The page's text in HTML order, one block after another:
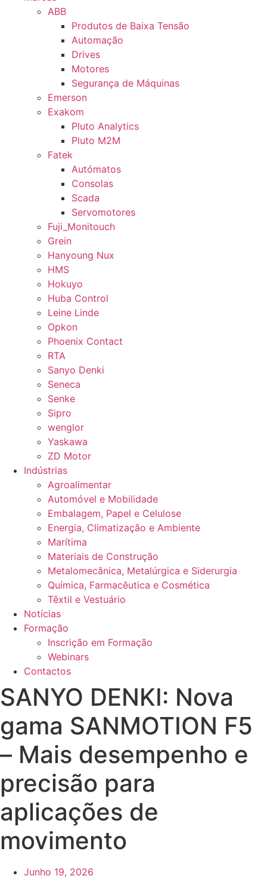
ABB
Produtos de Baixa Tensão
Automação
Drives
Motores
Segurança de Máquinas
Emerson
Exakom
Pluto Analytics
Pluto M2M
Fatek
Autómatos
Consolas
Scada
Servomotores
Fuji_Monitouch
Grein
Hanyoung Nux
HMS
Hokuyo
Huba Control
Leine Linde
Opkon
Phoenix Contact
RTA
Sanyo Denki
Seneca
Senke
Sipro
wenglor
Yaskawa
ZD Motor
Indústrias
Agroalimentar
Automóvel e Mobilidade
Embalagem, Papel e Celulose
Energia, Climatização e Ambiente
Marítima
Materiais de Construção
Metalomecânica, Metalúrgica e Siderurgia
Química, Farmacêutica e Cosmética
Têxtil e Vestuário
Notícias
Formação
Inscrição em Formação
Webinars
Contactos
SANYO DENKI: Nova
gama SANMOTION F5
– Mais desempenho e
precisão para
aplicações de
movimento
Junho 19, 2026